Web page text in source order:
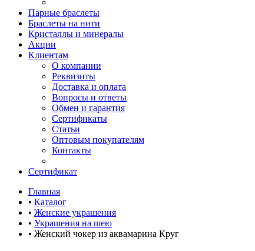
Парные браслеты
Браслеты на нити
Кристаллы и минералы
Акции
Клиентам
О компании
Реквизиты
Доставка и оплата
Вопросы и ответы
Обмен и гарантия
Сертификаты
Статьи
Оптовым покупателям
Контакты
Сертификат
Главная
• Каталог
• Женские украшения
• Украшения на шею
• Женский чокер из аквамарина Круг